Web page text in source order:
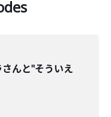
んと"そういえ